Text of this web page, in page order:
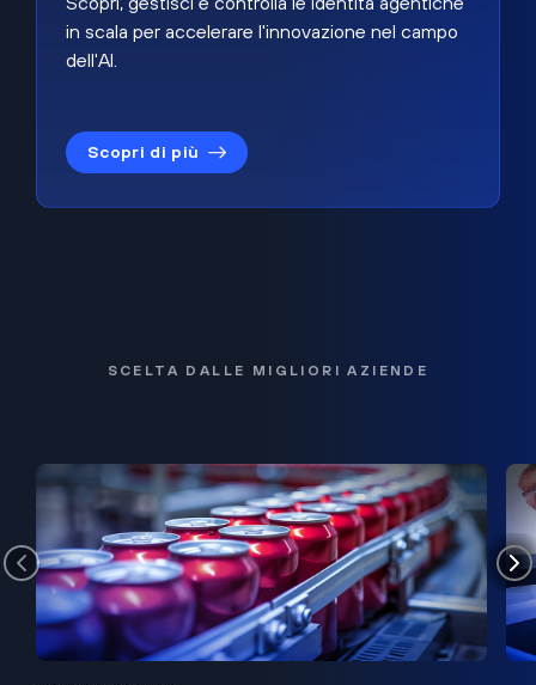
in scala per accelerare l'innovazione nel campo
dell'AI.
Scopri di più
SCELTA DALLE MIGLIORI AZIENDE